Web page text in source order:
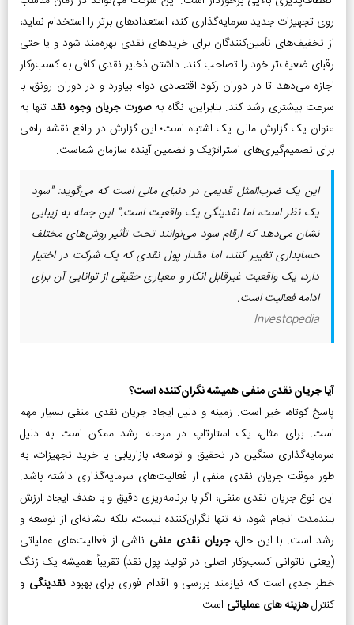
روی تجهیزات جدید سرمایه‌گذاری کند، استعدادهای برتر را استخدام نماید،
از تخفیف‌های تأمین‌کنندگان برای خریدهای نقدی بهره‌مند شود و یا حتی
رقبای ضعیف‌تر خود را تصاحب کند. داشتن ذخایر نقدی کافی به کسب‌وکار
اجازه می‌دهد تا در دوران رکود اقتصادی دوام بیاورد و در دوران رونق، با
سرعت بیشتری رشد کند. بنابراین، نگاه بهصورت جریان وجوه نقد تنها به
عنوان یک گزارش مالی یک اشتباه است؛ این گزارش در واقع نقشه راهی
برای تصمیم‌گیری‌های استراتژیک و تضمین آینده سازمان شماست.
این یک ضرب‌المثل قدیمی در دنیای مالی است که می‌گوید: "سود
یک نظر است، اما نقدینگی یک واقعیت است." این جمله به زیبایی
نشان می‌دهد که ارقام سود می‌توانند تحت تأثیر روش‌های مختلف
حسابداری تغییر کنند، اما مقدار پول نقدی که یک شرکت در اختیار
دارد، یک واقعیت غیرقابل انکار و معیاری حقیقی از توانایی آن برای
ادامه فعالیت است.
Investopedia
آیا جریان نقدی منفی همیشه نگران‌کننده است؟
پاسخ کوتاه، خیر است. زمینه و دلیل ایجاد جریان نقدی منفی بسیار مهم
است. برای مثال، یک استارتاپ در مرحله رشد ممکن است به دلیل
سرمایه‌گذاری سنگین در تحقیق و توسعه، بازاریابی یا خرید تجهیزات، به
طور موقت جریان نقدی منفی از فعالیت‌های سرمایه‌گذاری داشته باشد.
این نوع جریان نقدی منفی، اگر با برنامه‌ریزی دقیق و با هدف ایجاد ارزش
بلندمدت انجام شود، نه تنها نگران‌کننده نیست، بلکه نشانه‌ای از توسعه و
رشد است. با این حال،جریان نقدی منفی ناشی از فعالیت‌های عملیاتی
(یعنی ناتوانی کسب‌وکار اصلی در تولید پول نقد) تقریباً همیشه یک زنگ
خطر جدی است که نیازمند بررسی و اقدام فوری برای بهبودنقدینگی و
کنترلهزینه های عملیاتی است.